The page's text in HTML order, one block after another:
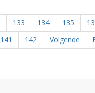
133 134 135
141 142 Volgende